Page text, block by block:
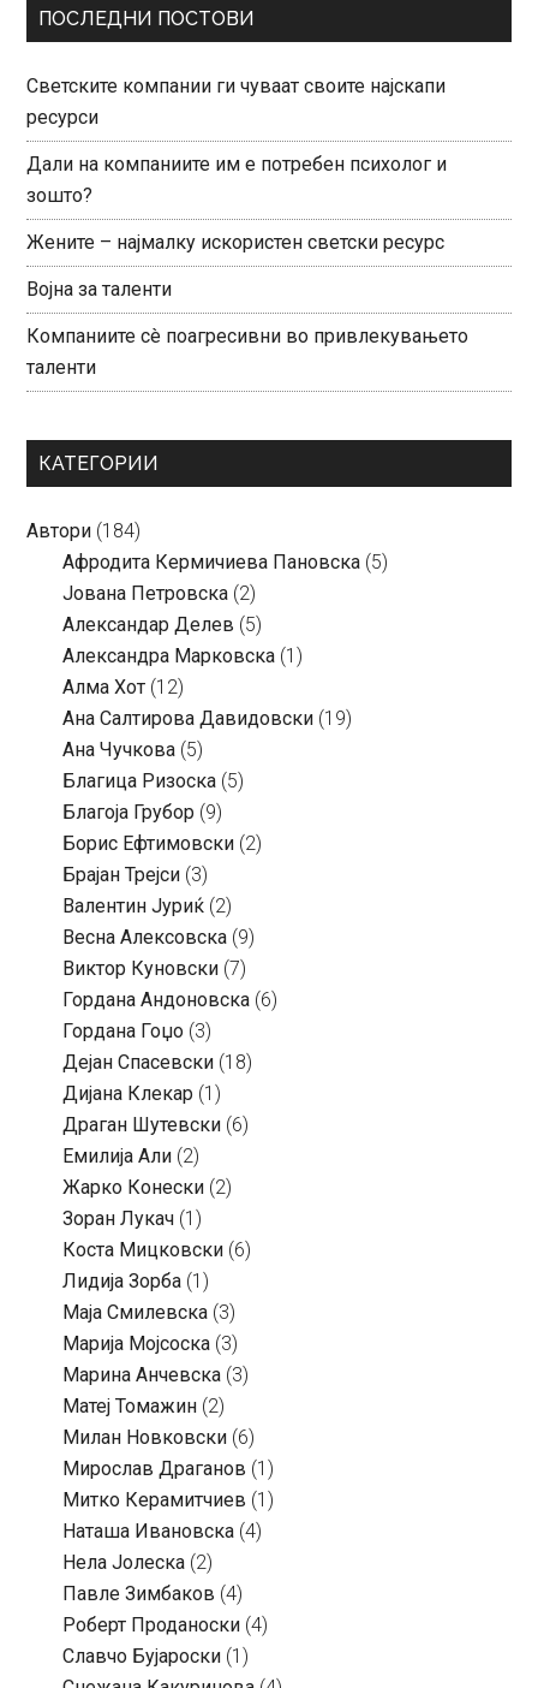
ПОСЛЕДНИ ПОСТОВИ
Светските компании ги чуваат своите најскапи
ресурси
Дали на компаниите им е потребен психолог и
зошто?
Жените – најмалку искористен светски ресурс
Војна за таленти
Компаниите сè поагресивни во привлекувањето
таленти
КАТЕГОРИИ
Автори (184)
Aфродита Кермичиева Пановска (5)
Јована Петровска (2)
Александар Делев (5)
Александра Марковска (1)
Алма Хот (12)
Ана Салтирова Давидовски (19)
Ана Чучкова (5)
Благица Ризоска (5)
Благоја Грубор (9)
Борис Ефтимовски (2)
Брајан Трејси (3)
Валентин Јуриќ (2)
Весна Алексовска (9)
Виктор Куновски (7)
Гордана Андоновска (6)
Гордана Гоџо (3)
Дејан Спасевски (18)
Дијана Клекар (1)
Драган Шутевски (6)
Емилија Али (2)
Жарко Конески (2)
Зоран Лукач (1)
Коста Мицковски (6)
Лидија Зорба (1)
Маја Смилевска (3)
Марија Мојсоска (3)
Марина Анчевска (3)
Матеј Томажин (2)
Милан Новковски (6)
Мирослав Драганов (1)
Митко Керамитчиев (1)
Наташа Ивановска (4)
Нела Јолеска (2)
Павле Зимбаков (4)
Роберт Проданоски (4)
Славчо Бујароски (1)